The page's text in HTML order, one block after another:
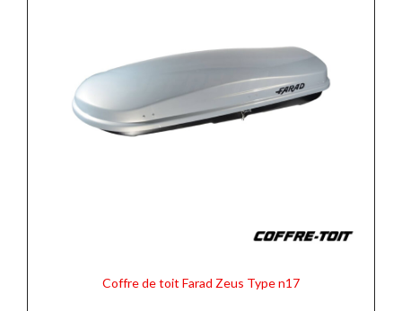
Coffre de toit Farad Zeus Type n17